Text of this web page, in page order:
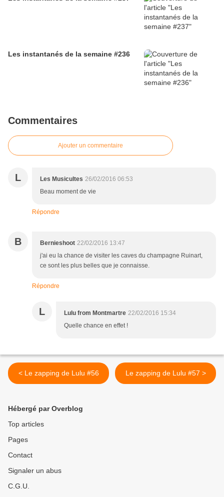
Les instantanés de la semaine #236
Commentaires
Ajouter un commentaire
L Les Musicultes 26/02/2016 06:53
Beau moment de vie
Répondre
B Bernieshoot 22/02/2016 13:47
j'ai eu la chance de visiter les caves du champagne Ruinart,
ce sont les plus belles que je connaisse.
Répondre
L Lulu from Montmartre 22/02/2016 15:34
Quelle chance en effet !
< Le zapping de Lulu #56 Le zapping de Lulu #57 >
Hébergé par Overblog
Top articles
Pages
Contact
Signaler un abus
C.G.U.